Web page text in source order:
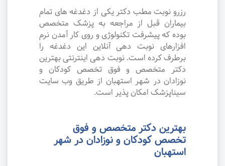
رزرو نوبت مطب دکتر یکی از دغدغه های تمام
بیماران قبل از مراجعه به پزشک متخصص
بوده که پیشرفت تکنولوژی و روی کار آمدن نرم
افزارهای نوبت دهی آنلاین این دغدغه را
برطرف کرده است. نوبت دهی اینترنتی بهترین
دکتر متخصص و فوق تخصص کودکان و
نوزادان در شهر استهبان از طریق وب سایت
سیناپزشک امکان پذیر است.
بهترین دکتر متخصص و فوق
تخصص کودکان و نوزادان در شهر
استهبان